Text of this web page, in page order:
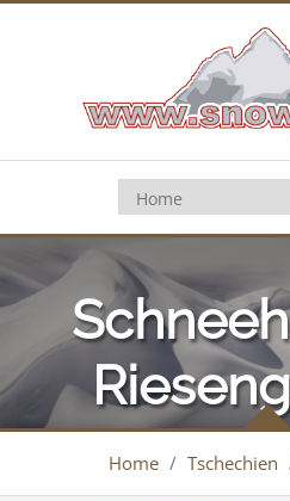
Home / Tschechien